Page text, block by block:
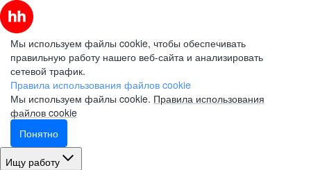
Мы используем файлы cookie, чтобы обеспечивать
правильную работу нашего веб-сайта и анализировать
сетевой трафик.
Правила использования файлов cookie
Мы используем файлы cookie. Правила использования
файлов cookie
Понятно
Ищу работу